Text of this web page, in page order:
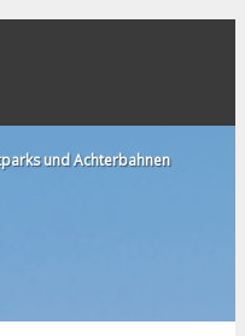
und Achterbahnen